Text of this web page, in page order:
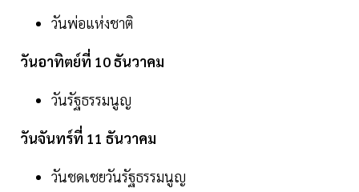
วันพ่อแห่งชาติ
วันอาทิตย์ที่ 10 ธันวาคม
วันรัฐธรรมนูญ
วันจันทร์ที่ 11 ธันวาคม
วันชดเชยวันรัฐธรรมนูญ